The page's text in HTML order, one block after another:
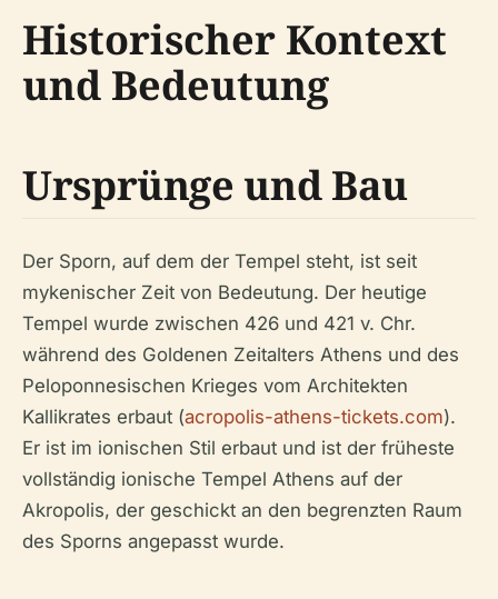
Historischer Kontext
und Bedeutung
Ursprünge und Bau
Der Sporn, auf dem der Tempel steht, ist seit
mykenischer Zeit von Bedeutung. Der heutige
Tempel wurde zwischen 426 und 421 v. Chr.
während des Goldenen Zeitalters Athens und des
Peloponnesischen Krieges vom Architekten
Kallikrates erbaut (acropolis-athens-tickets.com).
Er ist im ionischen Stil erbaut und ist der früheste
vollständig ionische Tempel Athens auf der
Akropolis, der geschickt an den begrenzten Raum
des Sporns angepasst wurde.